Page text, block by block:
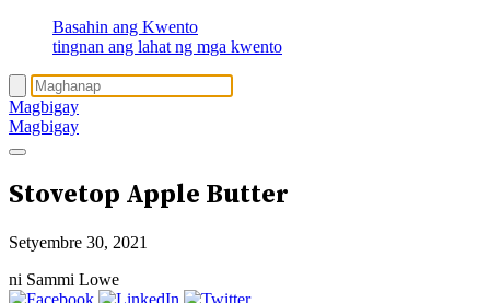
Basahin ang Kwento
tingnan ang lahat ng mga kwento
Magbigay
Magbigay
Stovetop Apple Butter
Setyembre 30, 2021
ni Sammi Lowe